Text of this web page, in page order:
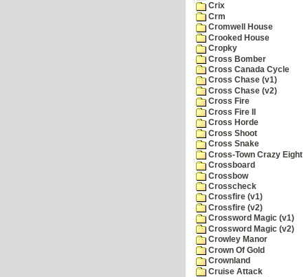
Crix
Crm
Cromwell House
Crooked House
Cropky
Cross Bomber
Cross Canada Cycle
Cross Chase (v1)
Cross Chase (v2)
Cross Fire
Cross Fire II
Cross Horde
Cross Shoot
Cross Snake
Cross-Town Crazy Eight
Crossboard
Crossbow
Crosscheck
Crossfire (v1)
Crossfire (v2)
Crossword Magic (v1)
Crossword Magic (v2)
Crowley Manor
Crown Of Gold
Crownland
Cruise Attack